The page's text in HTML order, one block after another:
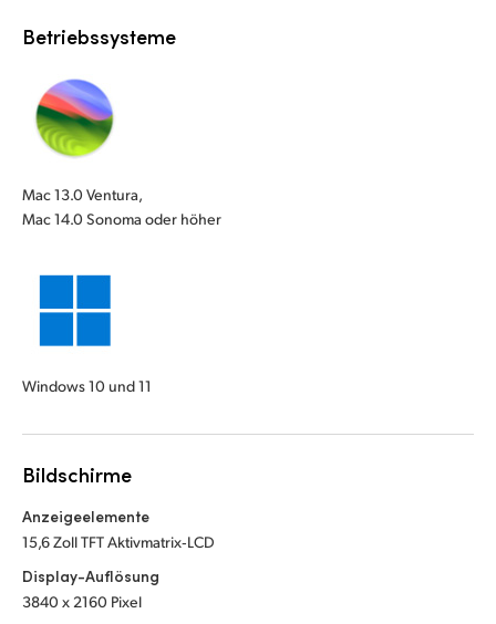
Betriebssysteme
Mac 13.0 Ventura,
Mac 14.0 Sonoma oder höher
Windows 10 und 11
Bildschirme
Anzeigeelemente
15,6 Zoll TFT Aktivmatrix‑LCD
Display-Auflösung
3840 x 2160 Pixel